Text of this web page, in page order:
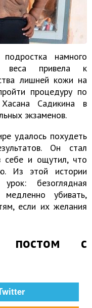
намного
веса привела к
лишней кожи на
процедуру по
Садикина в
экзаменов.
удалось похудеть
Он стал
себе и ощутил, что
Из этой истории
безоглядная
убивать,
если их желания
постом с